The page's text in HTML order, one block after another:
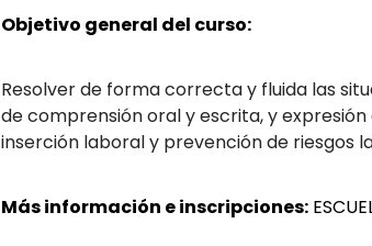
Objetivo general del curso:
Resolver de forma correcta y fluida las
de comprensión oral y escrita, y
inserción laboral y prevención de riesgos
Más información e inscripciones: